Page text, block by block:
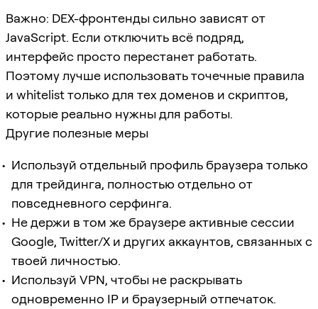
Важно: DEX-фронтенды сильно зависят от
JavaScript. Если отключить всё подряд,
интерфейс просто перестанет работать.
Поэтому лучше использовать точечные правила
и whitelist только для тех доменов и скриптов,
которые реально нужны для работы.
Другие полезные меры
Используй отдельный профиль браузера только
для трейдинга, полностью отдельно от
повседневного серфинга.
Не держи в том же браузере активные сессии
Google, Twitter/X и других аккаунтов, связанных с
твоей личностью.
Используй VPN, чтобы не раскрывать
одновременно IP и браузерный отпечаток.